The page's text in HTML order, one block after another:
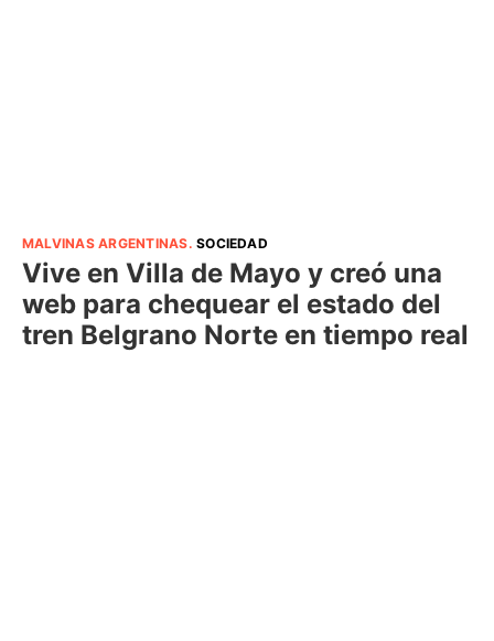
MALVINAS ARGENTINAS.SOCIEDAD
Vive en Villa de Mayo y creó una
web para chequear el estado del
tren Belgrano Norte en tiempo real